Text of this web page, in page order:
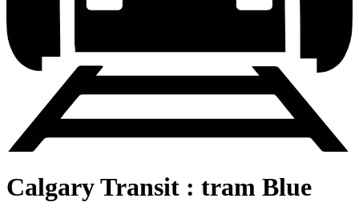
Calgary Transit : tram Blue